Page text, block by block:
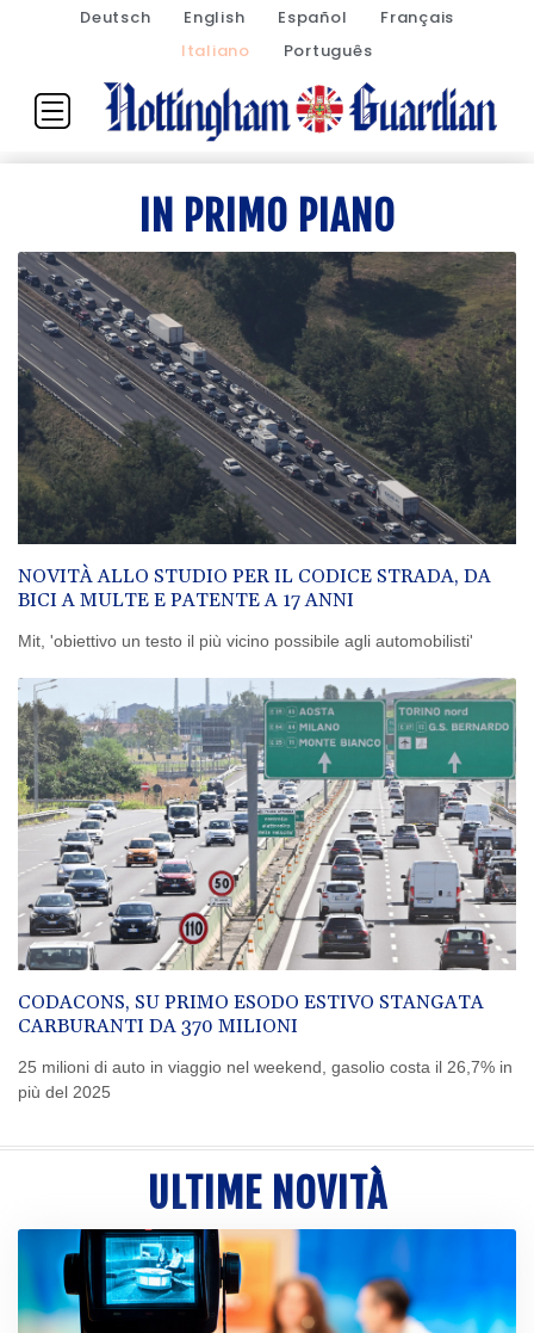
Deutsch English Español
Français
Italiano
Português
IN PRIMO PIANO
NOVITÀ ALLO STUDIO PER IL CODICE STRADA, DA
BICI A MULTE E PATENTE A 17 ANNI
Mit, 'obiettivo un testo il più vicino possibile agli automobilisti'
CODACONS, SU PRIMO ESODO ESTIVO STANGATA
CARBURANTI DA 370 MILIONI
25 milioni di auto in viaggio nel weekend, gasolio costa il 26,7% in
più del 2025
ULTIME NOVITÀ